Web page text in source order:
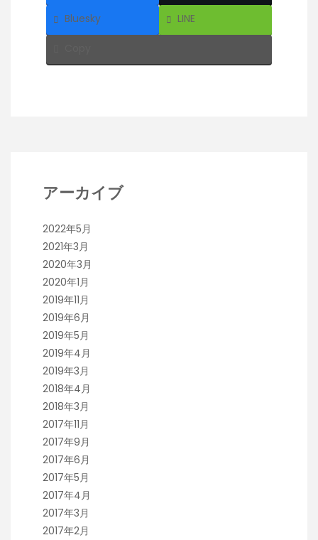
Bluesky LINE
アーカイブ
2022年5月
2021年3月
2020年3月
2020年1月
2019年11月
2019年6月
2019年5月
2019年4月
2019年3月
2018年4月
2018年3月
2017年11月
2017年9月
2017年6月
2017年5月
2017年4月
2017年3月
2017年2月